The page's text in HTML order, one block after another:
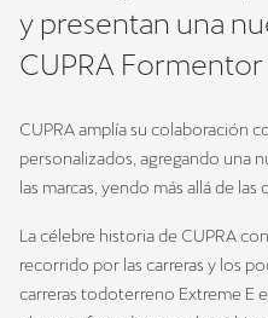
y presentan una
CUPRA Formentor
CUPRA amplía su colaboración
personalizados, agregando una
las marcas, yendo más allá de las
La célebre historia de CUPRA
recorrido por las carreras y los
carreras todoterreno Extreme E